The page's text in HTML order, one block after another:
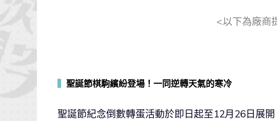
<以下為廠商
聖誕節棋駒繽紛登場！一同逆轉天氣的寒冷
聖誕節紀念倒數轉蛋活動於即日起至12月26日展